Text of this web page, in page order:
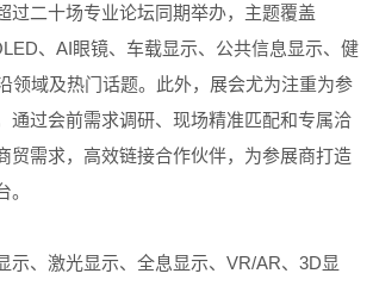
过二十场专业论坛同期举办，主题覆盖
、AI眼镜、车载显示、公共信息显示、健
领域及热门话题。此外，展会尤为注重为参
通过会前需求调研、现场精准匹配和专属洽
贸需求，高效链接合作伙伴，为参展商打造
示、激光显示、全息显示、VR/AR、3D显